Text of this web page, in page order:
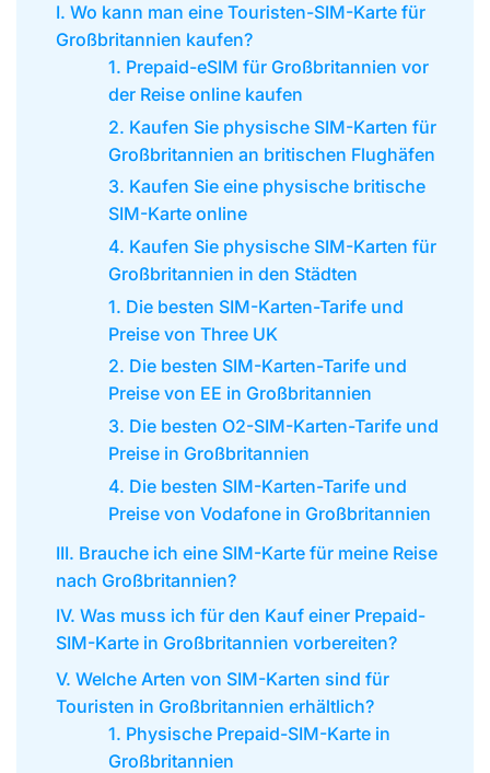
I. Wo kann man eine Touristen-SIM-Karte für
Großbritannien kaufen?
1. Prepaid-eSIM für Großbritannien vor
der Reise online kaufen
2. Kaufen Sie physische SIM-Karten für
Großbritannien an britischen Flughäfen
3. Kaufen Sie eine physische britische
SIM-Karte online
4. Kaufen Sie physische SIM-Karten für
Großbritannien in den Städten
1. Die besten SIM-Karten-Tarife und
Preise von Three UK
2. Die besten SIM-Karten-Tarife und
Preise von EE in Großbritannien
3. Die besten O2-SIM-Karten-Tarife und
Preise in Großbritannien
4. Die besten SIM-Karten-Tarife und
Preise von Vodafone in Großbritannien
III. Brauche ich eine SIM-Karte für meine Reise
nach Großbritannien?
IV. Was muss ich für den Kauf einer Prepaid-
SIM-Karte in Großbritannien vorbereiten?
V. Welche Arten von SIM-Karten sind für
Touristen in Großbritannien erhältlich?
1. Physische Prepaid-SIM-Karte in
Großbritannien